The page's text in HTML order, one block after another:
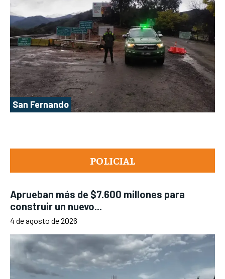
POLICIAL
Aprueban más de $7.600 millones para
construir un nuevo...
4 de agosto de 2026
San Fernando